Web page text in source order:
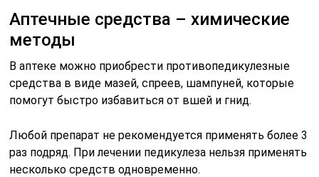
Аптечные средства – химические
методы
В аптеке можно приобрести противопедикулезные
средства в виде мазей, спреев, шампуней, которые
помогут быстро избавиться от вшей и гнид.
Любой препарат не рекомендуется применять более 3
раз подряд. При лечении педикулеза нельзя применять
несколько средств одновременно.